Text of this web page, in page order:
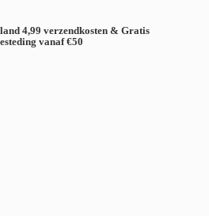
4,99 verzendkosten & Gratis
vanaf €50